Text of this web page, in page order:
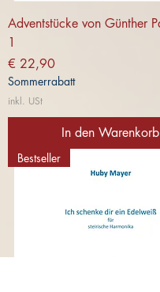
Adventstücke von Günther
1
Preis
€ 22,90
Sommerrabatt
inkl. USt
In den Warenkorb
Bestseller